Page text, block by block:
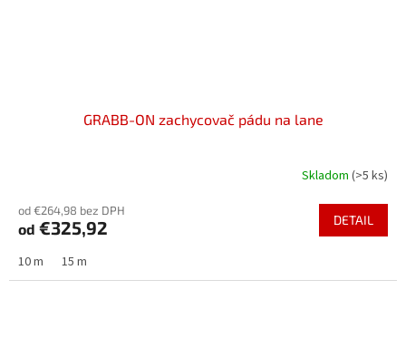
GRABB-ON zachycovač pádu na lane
Skladom (>5 ks)
od €264,98 bez DPH
od €325,92 DETAIL
10 m 15 m